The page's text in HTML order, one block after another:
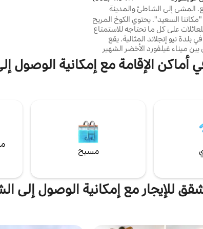
المشي إلى الشاطئ والمدينة
السعيد". يحتوي الكوخ المريح
على كل ما تحتاجه للاستمتاع
بلدة نيو إنجلاند المثالية. يقع
ميناء غيلفورد الأخضر الشهير
المدينة، ويمكنك المشي
بسهولة في كل مكان. ينعكس سعر موسم
نهاية الأسبوع في العرض العام -
"للعبور".
أماكن الإقامة مع إمكانية الوصول
مسبح
للإيجار مع إمكانية الوصول إلى